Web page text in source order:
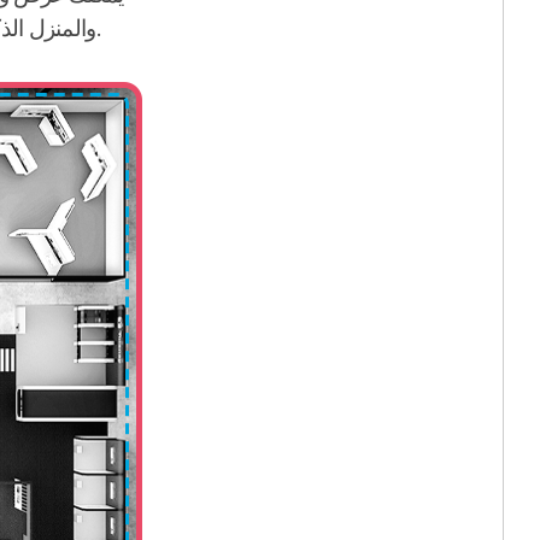
والمنزل الذكي و"معًا من أجل الفئات الضعيفة في المجال الرقمي" من الشركات العالمية.